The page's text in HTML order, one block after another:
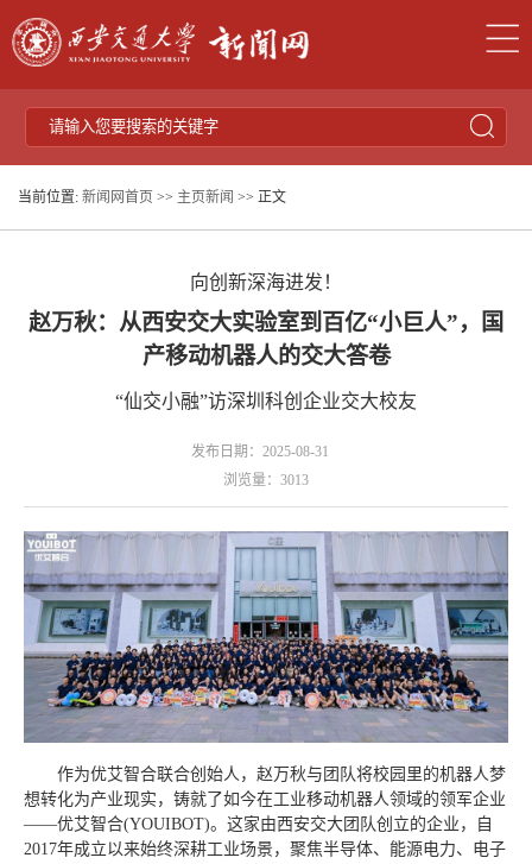
当前位置: 新闻网首页 >> 主页新闻 >> 正文
向创新深海进发！
赵万秋：从西安交大实验室到百亿“小巨人”，国
产移动机器人的交大答卷
“仙交小融”访深圳科创企业交大校友
发布日期：2025-08-31
浏览量： 3013
作为优艾智合联合创始人，赵万秋与团队将校园里的机器人梦
想转化为产业现实，铸就了如今在工业移动机器人领域的领军企业
——优艾智合(YOUIBOT)。这家由西安交大团队创立的企业，自
2017年成立以来始终深耕工业场景，聚焦半导体、能源电力、电子